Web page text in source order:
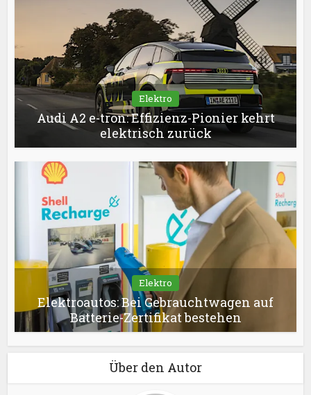
Elektro
Audi A2 e-tron: Effizienz-Pionier kehrt
elektrisch zurück
Elektro
Elektroautos: Bei Gebrauchtwagen auf
Batterie-Zertifikat bestehen
Über den Autor